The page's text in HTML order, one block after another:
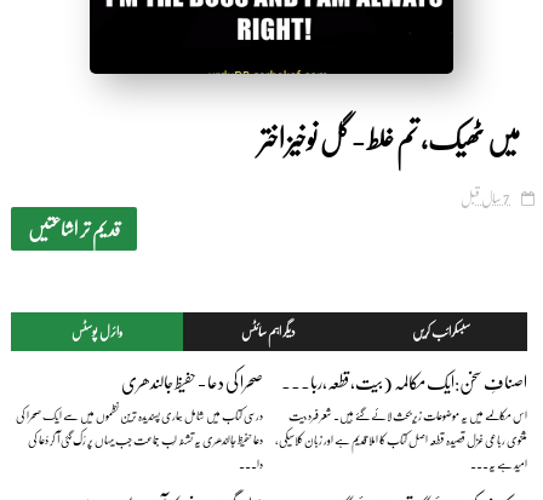
میں ٹھیک، تم غلط - گل نوخیز اختر
7 سال قبل
قدیم تر اشاعتیں
وائرل پوسٹس دیگر اہم سائٹس سبسکرائب کریں
صحرا کی دعا - حفیظ جالندھری
درسی کتاب میں شامل ہماری پسندیدہ ترین نظموں میں سے ایک صحرا کی
دعا حفیظ جالندھری یہ تشنہ لَب جماعت جب یہاں پر رُک گئی آ کر دُعا کی
دا...
اصنافِ سخن:ایک مکالمہ (بیت،قطعہ،رباعی،غزل) — بیج ناتھ سہائے فگارؔ
اس مکالمے میں یہ موضوعات زیرِ بحث لائے گئے ہیں۔ شعر فرد بیت
مثنوی رباعی غزل قصیدہ قطعہ اصل کتاب کا املا قدیم ہے اور زبان کلاسیکی،
امید ہے یہ...